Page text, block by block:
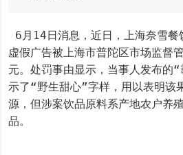
虚假广告被上海市普陀区市场监督
元。处罚事由显示，当事人发布的
示了“野生甜心”字样，用以表明该
源，但涉案饮品原料系产地农户养
品。